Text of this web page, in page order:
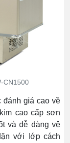
CN1500
đánh giá cao về
cao cấp sơn
và dễ dàng vệ
với lớp cách